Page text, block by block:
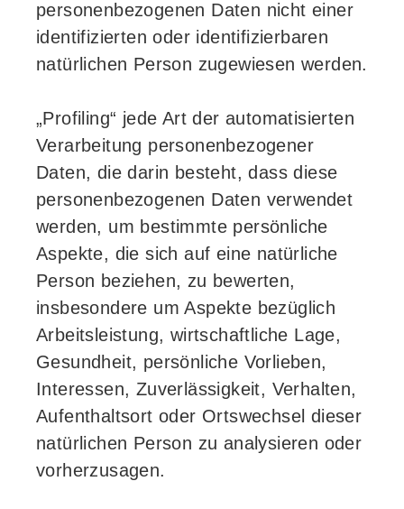
personenbezogenen Daten nicht einer
identifizierten oder identifizierbaren
natürlichen Person zugewiesen werden.
„Profiling“ jede Art der automatisierten
Verarbeitung personenbezogener
Daten, die darin besteht, dass diese
personenbezogenen Daten verwendet
werden, um bestimmte persönliche
Aspekte, die sich auf eine natürliche
Person beziehen, zu bewerten,
insbesondere um Aspekte bezüglich
Arbeitsleistung, wirtschaftliche Lage,
Gesundheit, persönliche Vorlieben,
Interessen, Zuverlässigkeit, Verhalten,
Aufenthaltsort oder Ortswechsel dieser
natürlichen Person zu analysieren oder
vorherzusagen.